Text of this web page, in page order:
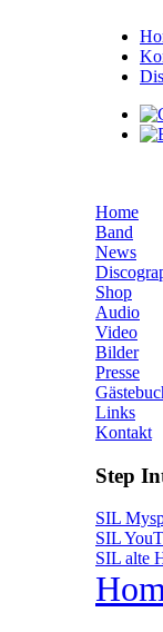
Home
Band
News
Shop
Audio
Video
Bilder
Presse
Links
Kontakt
Step
SIL
SIL
SIL alte